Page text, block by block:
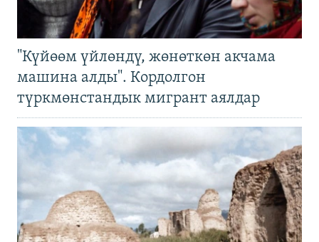
"Күйөөм үйлөндү, жөнөткөн акчама
машина алды". Кордолгон
түркмөнстандык мигрант аялдар